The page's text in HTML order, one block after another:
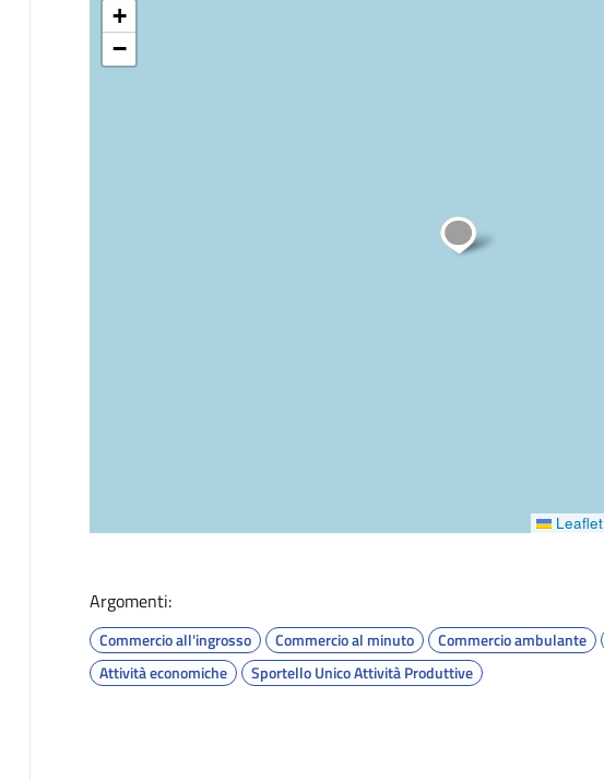
+
−
Leaflet
Argomenti:
Commercio all'ingrosso Commercio al minuto Commercio ambulante
Attività economiche
Sportello Unico Attività Produttive